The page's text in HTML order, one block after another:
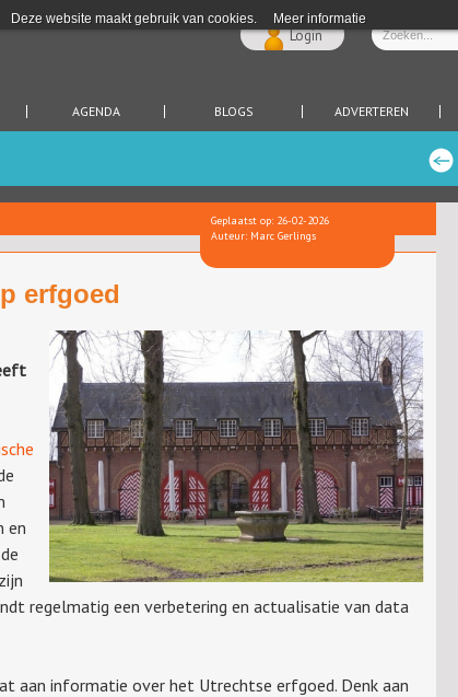
Deze website maakt gebruik van cookies. Meer informatie
Login
AGENDA BLOGS ADVERTEREN
Geplaatst op: 26-02-2026
Auteur: Marc Gerlings
erfgoed
en
regelmatig een verbetering en actualisatie van data
aan informatie over het Utrechtse erfgoed. Denk aan